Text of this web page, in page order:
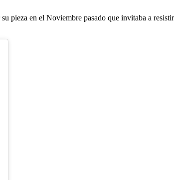
pieza en el Noviembre pasado que invitaba a